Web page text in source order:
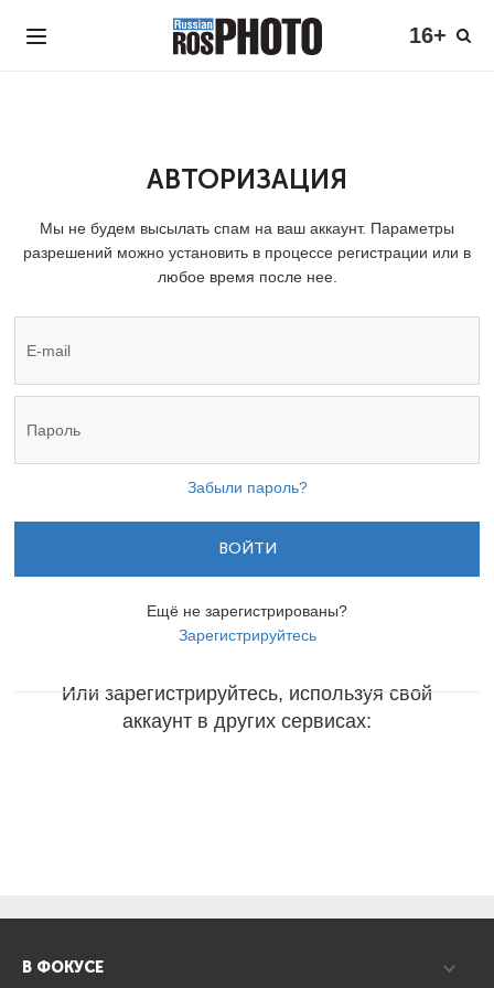
16+
АВТОРИЗАЦИЯ
Мы не будем высылать спам на ваш аккаунт. Параметры
разрешений можно установить в процессе регистрации или в
любое время после нее.
Забыли пароль?
ВОЙТИ
Ещё не зарегистрированы?
Зарегистрируйтесь
Или зарегистрируйтесь, используя свой
аккаунт в других сервисах:
В ФОКУСЕ